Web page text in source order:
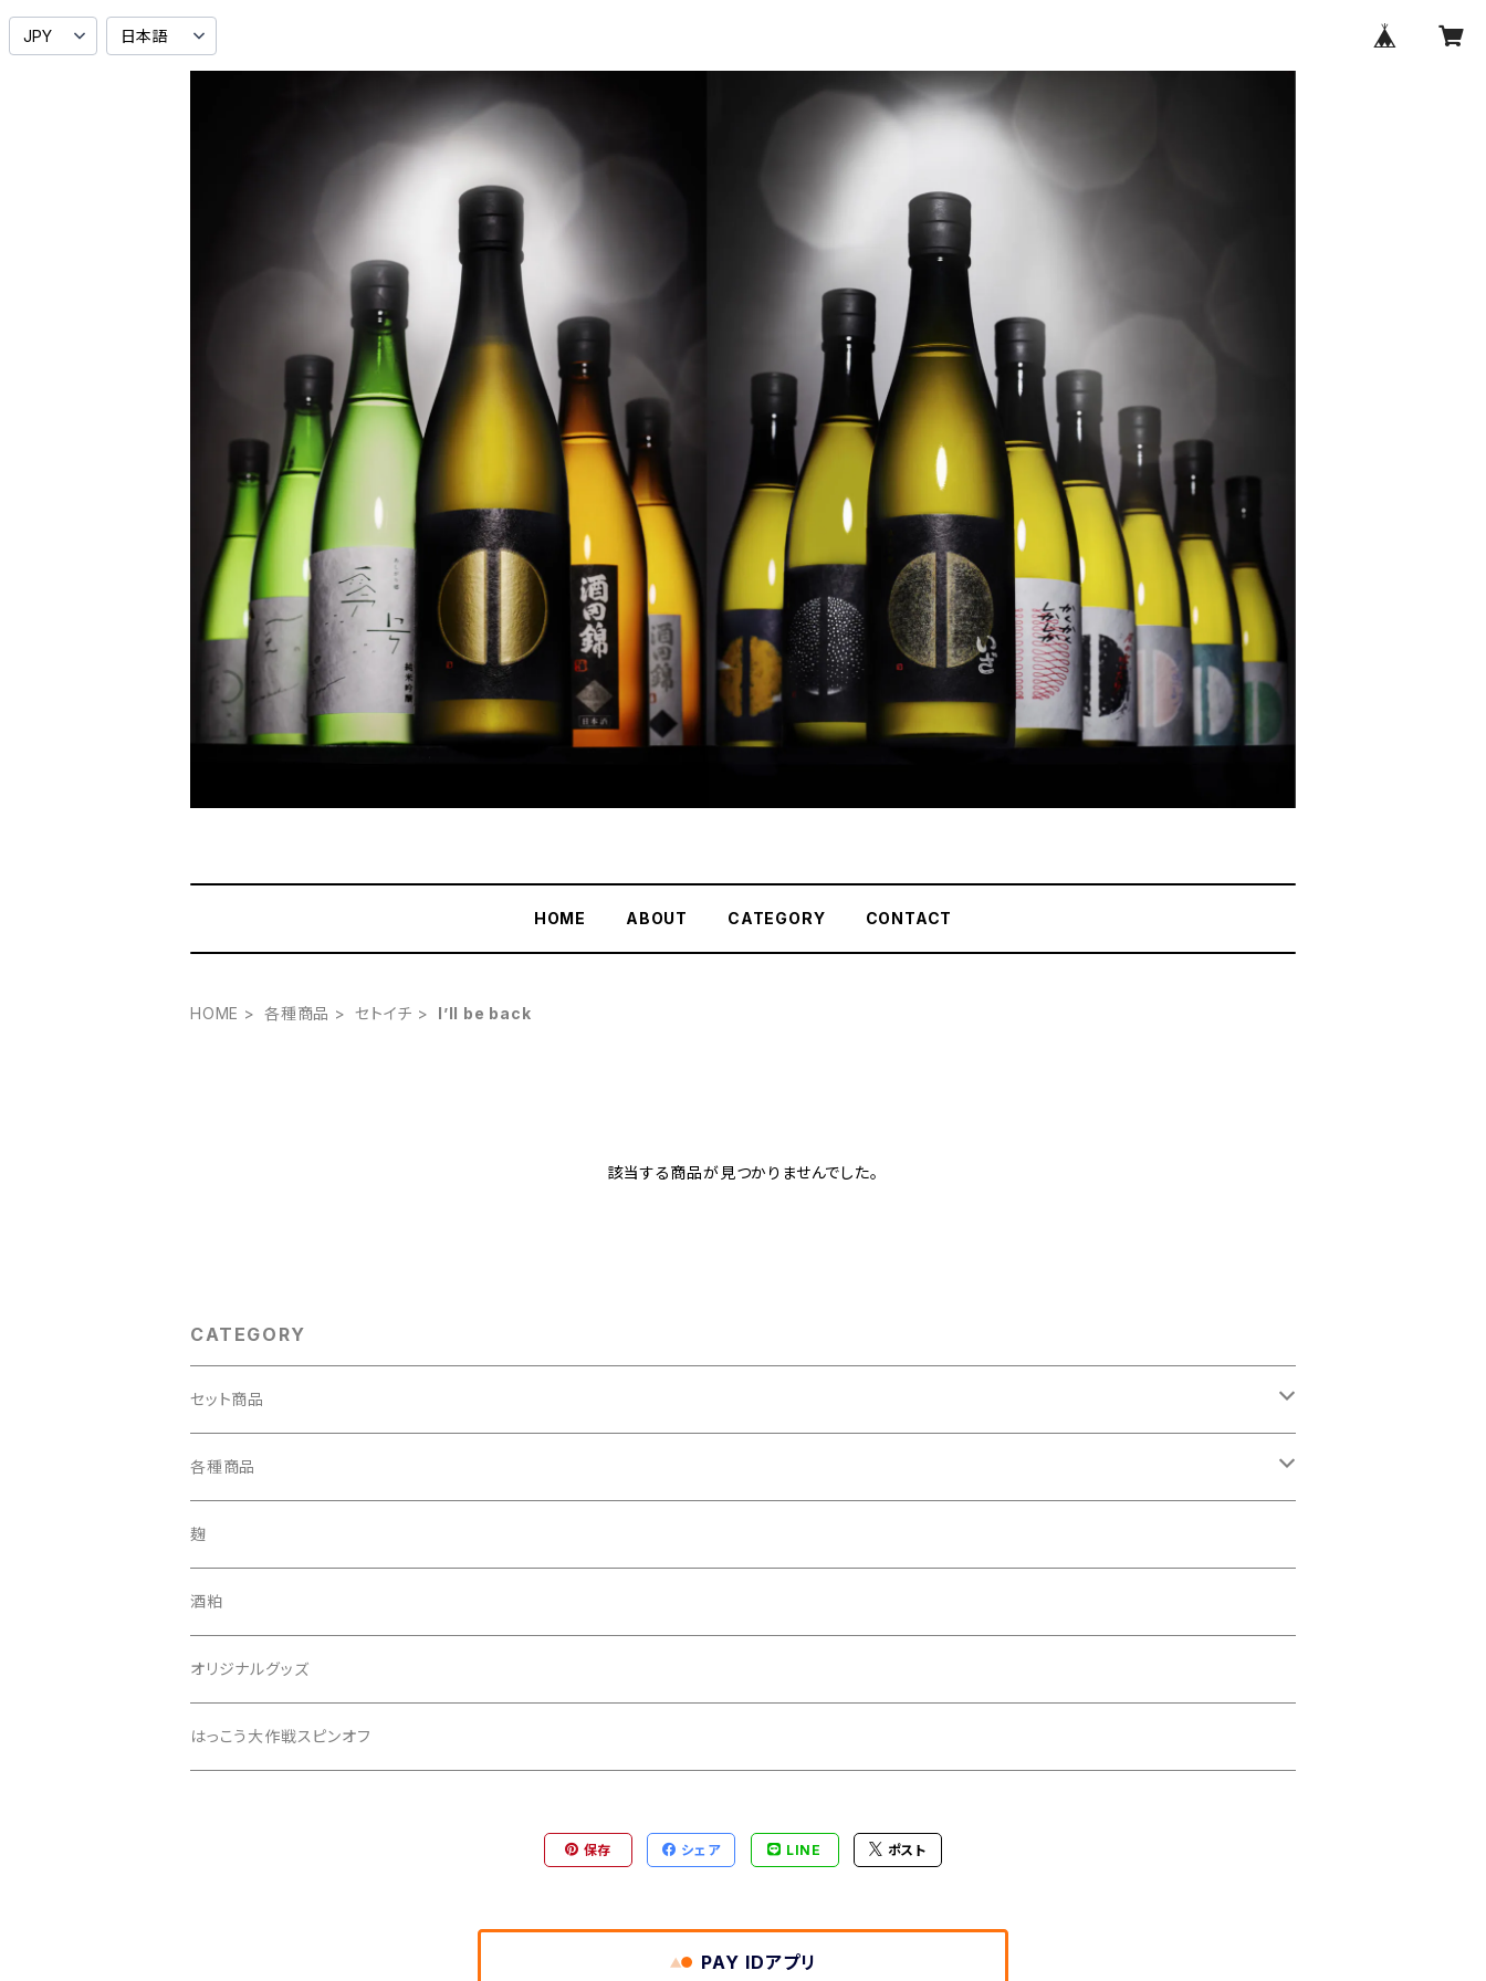
HOME ABOUT CATEGORY CONTACT
HOME 各種商品 セトイチ I’ll be back
該当する商品が見つかりませんでした。
CATEGORY
セット商品
2本セット
吟醸飲み比べセット
3本セット
6本セット
300mlセトイチ全種セット
300mlセトイチ＋あしがり郷全種セット
各種商品
酒田錦
純米酒
本醸造酒
あしがり郷
月の歌
零号
セトイチ
いざ
麹
酒粕
オリジナルグッズ
はっこう大作戦スピンオフ
保存 シェア LINE ポスト
PAY IDアプリ